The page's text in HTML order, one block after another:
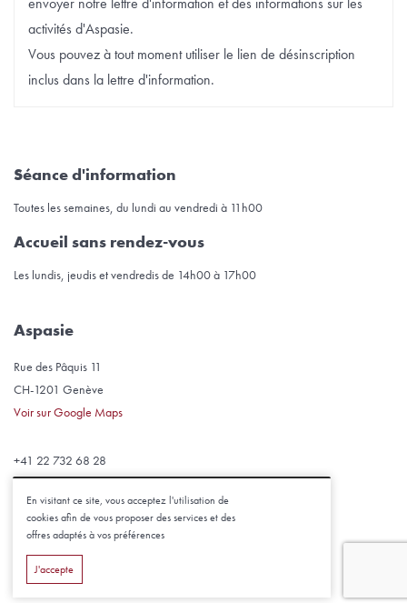
activités d'Aspasie.
Vous pouvez à tout moment utiliser le lien de désinscription
inclus dans la lettre d'information.
Séance d'information
Toutes les semaines, du lundi au vendredi à 11h00
Accueil sans rendez-vous
Les lundis, jeudis et vendredis de 14h00 à 17h00
Aspasie
Rue des Pâquis 11
CH-1201 Genève
Voir sur Google Maps
+41 22 732 68 28
aspasie@aspasie.ch
2026 © Aspasie |Mentions légales
En visitant ce site, vous acceptez l'utilisation de
cookies afin de vous proposer des services et des
offres adaptés à vos préférences
J'accepte